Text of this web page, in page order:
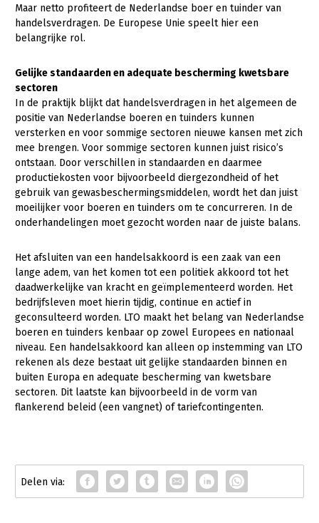
Schapenhouderij
Varkenshouderij
Plant
Akkerbouw
Biologische Landbouw
Bollenteelt
Bomen, vaste planten en zomerbloemen
Fruitteelt
Paddenstoelen
Vollegrondsgroente
Multifunctionele landbouw
Multifunctioneel
Vrouw en Bedrijf
Onderwerpen
Webinars
Maar netto profiteert de Nederlandse boer en tuinder van
handelsverdragen. De Europese Unie speelt hier een
belangrijke rol.
Gelijke standaarden en adequate bescherming kwetsbare
sectoren
In de praktijk blijkt dat handelsverdragen in het algemeen de
positie van Nederlandse boeren en tuinders kunnen
versterken en voor sommige sectoren nieuwe kansen met zich
mee brengen. Voor sommige sectoren kunnen juist risico’s
ontstaan. Door verschillen in standaarden en daarmee
productiekosten voor bijvoorbeeld diergezondheid of het
gebruik van gewasbeschermingsmiddelen, wordt het dan juist
moeilijker voor boeren en tuinders om te concurreren. In de
onderhandelingen moet gezocht worden naar de juiste balans.
Het afsluiten van een handelsakkoord is een zaak van een
lange adem, van het komen tot een politiek akkoord tot het
daadwerkelijke van kracht en geïmplementeerd worden. Het
bedrijfsleven moet hierin tijdig, continue en actief in
geconsulteerd worden. LTO maakt het belang van Nederlandse
boeren en tuinders kenbaar op zowel Europees en nationaal
niveau. Een handelsakkoord kan alleen op instemming van LTO
rekenen als deze bestaat uit gelijke standaarden binnen en
buiten Europa en adequate bescherming van kwetsbare
sectoren. Dit laatste kan bijvoorbeeld in de vorm van
flankerend beleid (een vangnet) of tariefcontingenten.